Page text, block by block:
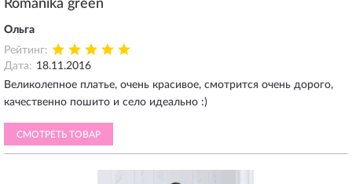
Romanika green
Ольга
Рейтинг:
Дата: 18.11.2016
Великолепное платье, очень красивое, смотрится очень дорого,
качественно пошито и село идеально :)
СМОТРЕТЬ ТОВАР